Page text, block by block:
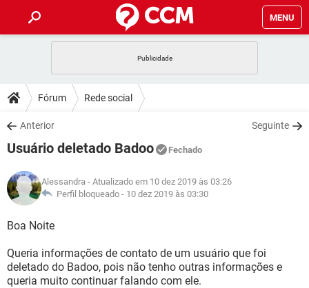
MENU
CELULAR
OUTLOOK
INSTAGRAM GMAIL
GUIA DE COMPRAS
DICAS
JOGOS
INSTAGRAM GMAIL
GUIA DE COMPRAS
DOWNLOADS
JOGOS WHATSAPP
CELULAR
OUTLOOK EXCEL
INSTAGRAM
JOGOS WHATSAPP
CELULAR
OUTLOOK
INSTAGRAM GMAIL
GUIA DE COMPRAS
GLOSSÁRIO
JOGOS
OUTLOOK EXCEL
Fórum Rede social
Anterior Seguinte
Usuário deletado Badoo Fechado
Alessandra - Atualizado em 10 dez 2019 às 03:26
Perfil bloqueado - 10 dez 2019 às 03:30
Boa Noite
Queria informações de contato de um usuário que foi
deletado do Badoo, pois não tenho outras informações e
queria muito continuar falando com ele.